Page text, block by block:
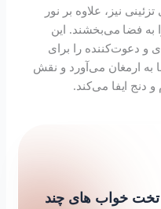
نیز، علاوه بر نور
به فضا می‌بخشند. این
و دعوت‌کننده را برای
به ارمغان می‌آورد و نقش
دنج ایفا می‌کند.
تخت خواب های چند